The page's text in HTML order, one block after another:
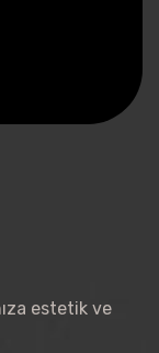
estetik ve